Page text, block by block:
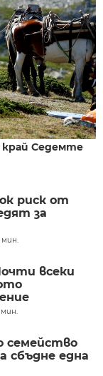
край Седемте
риск от
за
мин.
всеки
мин.
семейство
сбъдне една